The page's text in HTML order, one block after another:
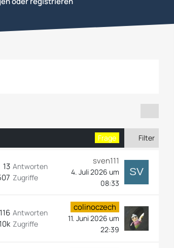
Frage Filter
Antworten
13
Zugriffe
sven111
4. Juli 2026 um
08:33
Antworten
116
Zugriffe
10k
colinoczech
11. Juni 2026 um
22:39